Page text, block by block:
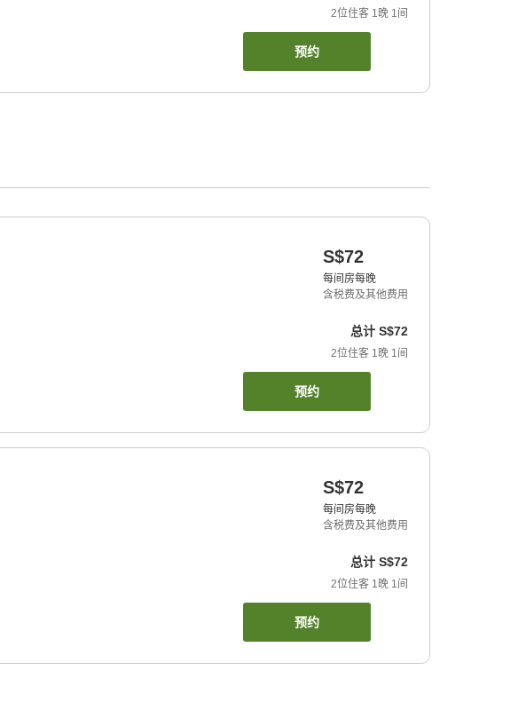
2位住客 1晚 1间
预约
S$72
每间房每晚
含税费及其他费用
总计 S$72
2位住客 1晚 1间
预约
S$72
每间房每晚
含税费及其他费用
总计 S$72
2位住客 1晚 1间
预约